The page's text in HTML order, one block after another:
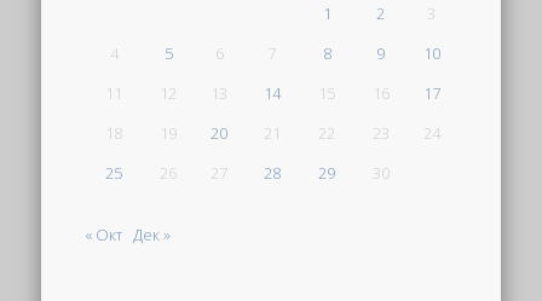
1
2
3
4
5 6 7 8 9
10
11
12 13 14 15 16
17
18
19 20 21 22 23
24
25
26 27 28 29 30
« Окт Дек »